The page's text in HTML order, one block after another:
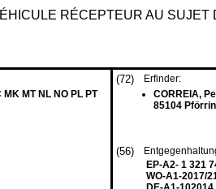
RÉCEPTEUR AU
MK MT NL NO PL PT
(72)
Erfinder:
CORREIA,
85104
(56)
EP-A2- 1 321
WO-A1-2017/